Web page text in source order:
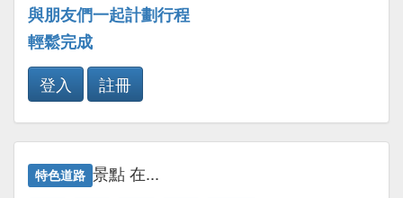
與朋友們一起計劃行程
輕鬆完成
登入
註冊
特色道路 景點 在...